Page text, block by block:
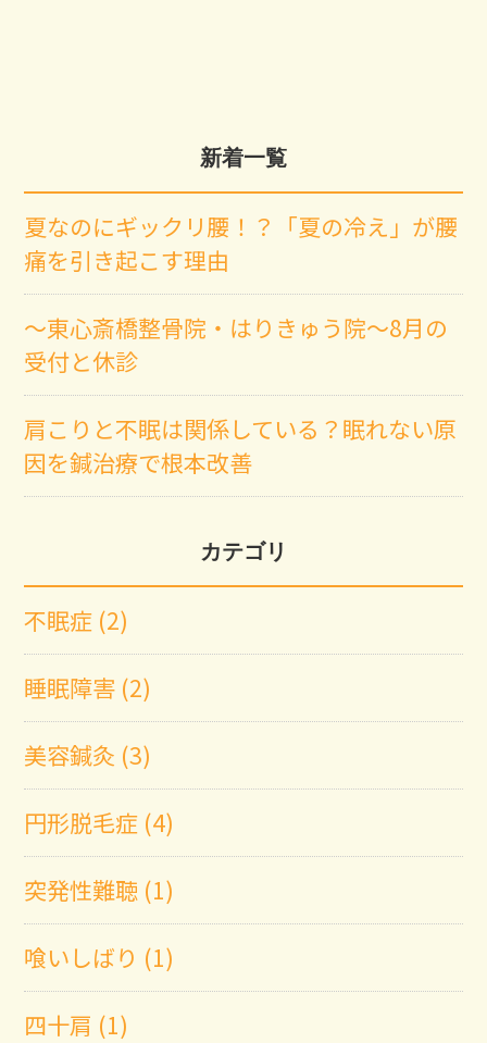
新着一覧
夏なのにギックリ腰！？「夏の冷え」が腰
痛を引き起こす理由
～東心斎橋整骨院・はりきゅう院～8月の
受付と休診
肩こりと不眠は関係している？眠れない原
因を鍼治療で根本改善
カテゴリ
不眠症 (2)
睡眠障害 (2)
美容鍼灸 (3)
円形脱毛症 (4)
突発性難聴 (1)
喰いしばり (1)
四十肩 (1)